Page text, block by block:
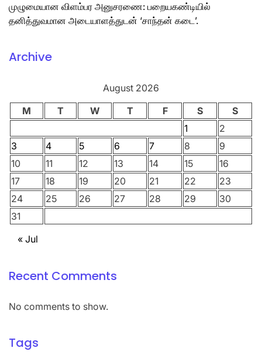
முழுமையான விளம்பர அனுசரணை: பறையகண்டியில்
தனித்துவமான அடையாளத்துடன் ‘சாந்தன் கடை’.
Archive
August 2026
M
T W T F S
S
1
2
3
4 5 6 7 8
9
10
11 12 13 14 15
16
17
18 19 20 21 22
23
24
25 26 27 28 29
30
31
« Jul
Recent Comments
No comments to show.
Tags